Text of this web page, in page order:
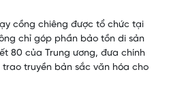
cồng chiêng được tổ chức tại
chỉ góp phần bảo tồn di sản
80 của Trung ương, đưa chính
truyền bản sắc văn hóa cho